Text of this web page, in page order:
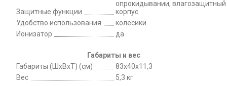
Защитные функции
опрокидывании, влагозащитный
корпус
Удобство использования
колесики
Ионизатор
да
Габариты и вес
Габариты (ШхВхТ) (см)
83х40х11,3
Вес
5,3 кг